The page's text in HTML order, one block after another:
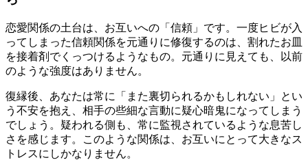
恋愛関係の土台は、お互いへの「信頼」です。一度ヒビが入
ってしまった信頼関係を元通りに修復するのは、割れたお皿
を接着剤でくっつけるようなもの。元通りに見えても、以前
のような強度はありません。
復縁後、あなたは常に「また裏切られるかもしれない」とい
う不安を抱え、相手の些細な言動に疑心暗鬼になってしまう
でしょう。疑われる側も、常に監視されているような息苦し
さを感じます。このような関係は、お互いにとって大きなス
トレスにしかなりません。